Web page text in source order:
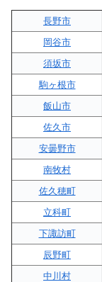
長野市
岡谷市
須坂市
駒ヶ根市
飯山市
佐久市
安曇野市
南牧村
佐久穂町
立科町
下諏訪町
辰野町
中川村